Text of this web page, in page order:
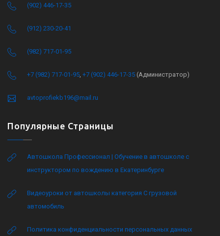
(902) 446-17-35
(912) 230-20-41
(982) 717-01-95
+7 (982) 717-01-95 +7 (902) 446-17-35 (Администратор)
avtoprofiekb196@mail.ru
Популярные Страницы
Автошкола Профессионал | Обучение в автошколе с
инструктором по вождению в Екатеринбурге
Видеоуроки от автошколы категория C грузовой
автомобиль
Политика конфиденциальности персональных данных